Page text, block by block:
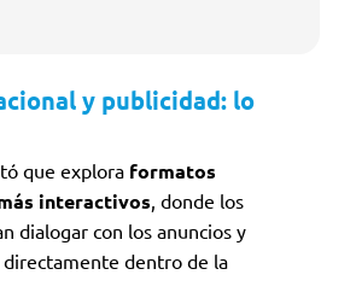
y publicidad: lo
que explora formatos
interactivos, donde los
dialogar con los anuncios y
directamente dentro de la